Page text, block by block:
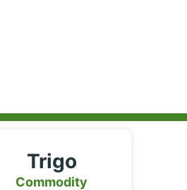
Trigo
Commodity